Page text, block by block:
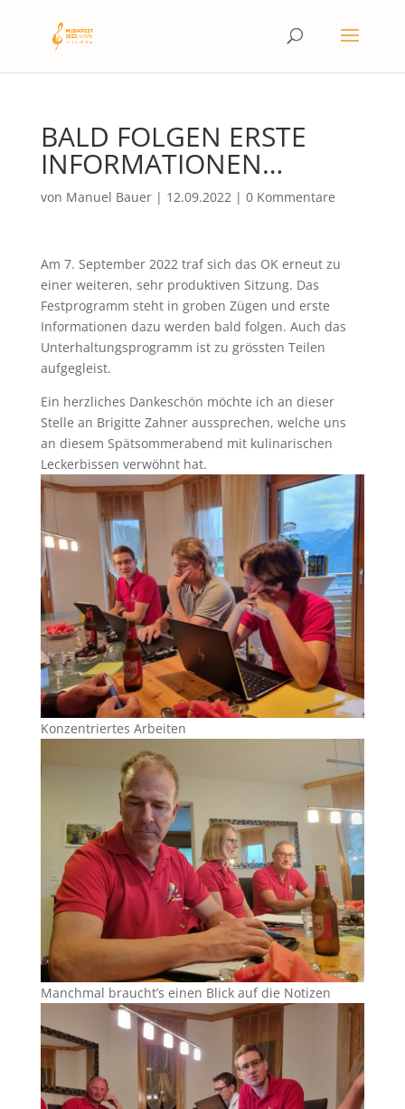
BALD FOLGEN ERSTE
INFORMATIONEN…
von Manuel Bauer| 12.09.2022| 0 Kommentare
Am 7. September 2022 traf sich das OK erneut zu
einer weiteren, sehr produktiven Sitzung. Das
Festprogramm steht in groben Zügen und erste
Informationen dazu werden bald folgen. Auch das
Unterhaltungsprogramm ist zu grössten Teilen
aufgegleist.
Ein herzliches Dankeschön möchte ich an dieser
Stelle an Brigitte Zahner aussprechen, welche uns
an diesem Spätsommerabend mit kulinarischen
Leckerbissen verwöhnt hat.
Konzentriertes Arbeiten
Manchmal braucht’s einen Blick auf die Notizen